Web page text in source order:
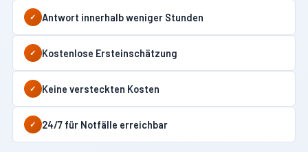
✓ Antwort innerhalb weniger Stunden
✓ Kostenlose Ersteinschätzung
✓ Keine versteckten Kosten
✓ 24/7 für Notfälle erreichbar